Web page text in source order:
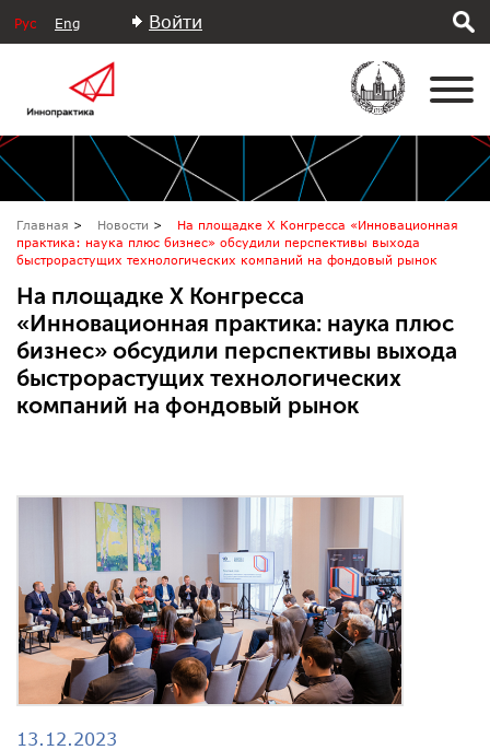
Рус Eng Войти
Главная Новости
На площадке X Конгресса «Инновационная
практика: наука плюс бизнес» обсудили перспективы выхода
быстрорастущих технологических компаний на фондовый рынок
На площадке X Конгресса
«Инновационная практика: наука плюс
бизнес» обсудили перспективы выхода
быстрорастущих технологических
компаний на фондовый рынок
13.12.2023